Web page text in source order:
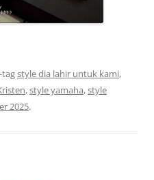
tagstyle dia lahir untuk kami,
,style yamaha,style
2025.